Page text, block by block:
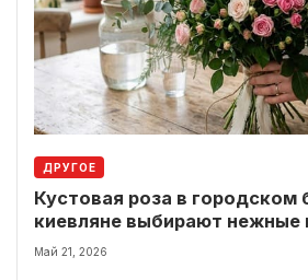
ДРУГОЕ
Кустовая роза в городском
киевляне выбирают нежные
вместо классики
Май 21, 2026